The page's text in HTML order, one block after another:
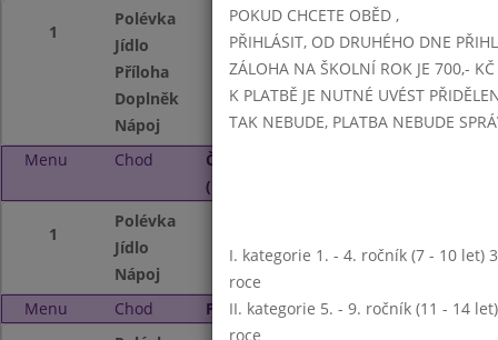
1
Polévka
Hrachová s
Jídlo
Vepřové maso na
Příloha
Zeleninový bar -
Doplněk
Pro děti: tvaroh -
Nápoj
Nápojový
Menu
Chod
Čtvrtek 5. 9. 2024
(11:15 - 14:00)
1
Polévka
Jídlo
Krůtí výpečky,
Nápoj
Menu
Chod Pátek 6. 9. 2024 (11:15 - 14:00)
POKUD CHCETE OBĚD ,
PŘIHLÁSIT, OD DRUHÉHO DNE
ZÁLOHA NA ŠKOLNÍ ROK JE 700,- KČ
K PLATBĚ JE NUTNÉ UVÉST
TAK NEBUDE, PLATBA NEBUDE
I. kategorie 1. - 4. ročník (7 - 10
roce
II. kategorie 5. - 9. ročník (11 - 14
roce